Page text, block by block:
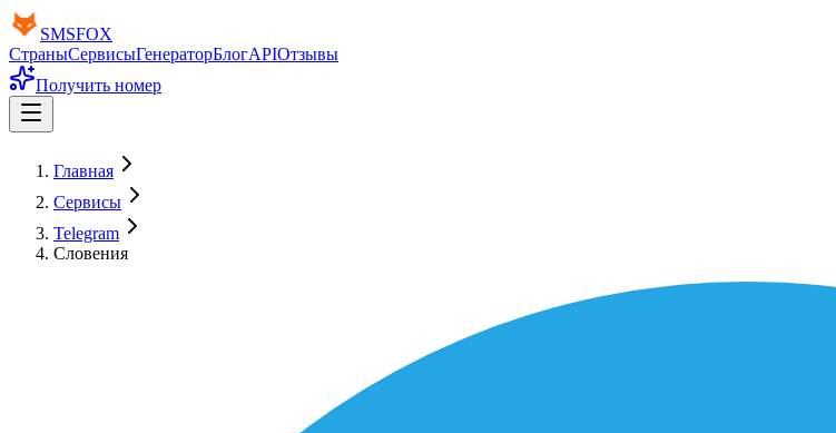
SMSFOX
СтраныСервисыГенераторБлогAPIОтзывы
Получить номер
Главная
Сервисы
Telegram
Словения